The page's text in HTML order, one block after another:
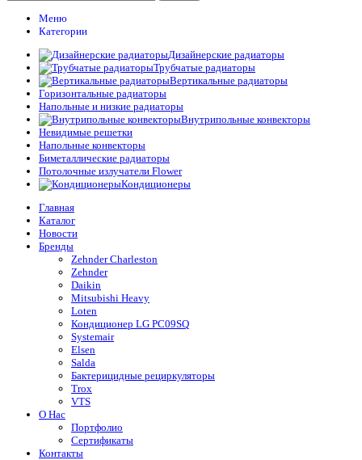
Меню
Категории
Дизайнерские радиаторы
Трубчатые радиаторы
Вертикальные радиаторы
Горизонтальные радиаторы
Напольные и низкие радиаторы
Внутрипольные конвекторы
Невидимые решетки
Напольные конвекторы
Биметаллические радиаторы
Потолочные излучатели Flower
Кондиционеры
Главная
Каталог
Новости
Бренды
Zehnder Charleston
Zehnder
Daikin
Mitsubishi Heavy
Loten
Кондиционер LG PC09SQ
Systemair
Elsen
Salda
Бактерицидные рециркуляторы
Trox
VTS
О Нас
Портфолио
Сертификаты
Контакты